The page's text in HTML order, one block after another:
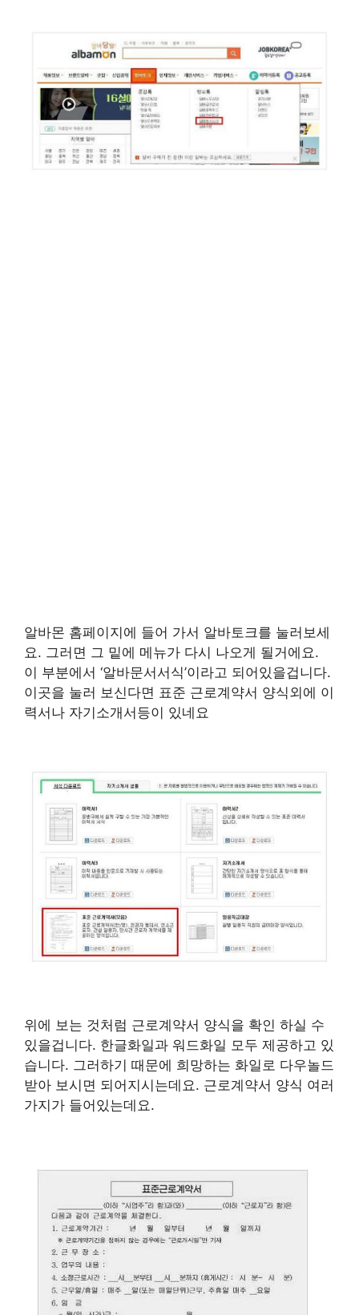
알바몬 홈페이지에 들어 가서 알바토크를 눌러보세
요. 그러면 그 밑에 메뉴가 다시 나오게 될거에요.
이 부분에서 ‘알바문서서식’이라고 되어있을겁니다.
이곳을 눌러 보신다면 표준 근로계약서 양식외에 이
력서나 자기소개서등이 있네요
위에 보는 것처럼 근로계약서 양식을 확인 하실 수
있을겁니다. 한글화일과 워드화일 모두 제공하고 있
습니다. 그러하기 때문에 희망하는 화일로 다우놀드
받아 보시면 되어지시는데요. 근로계약서 양식 여러
가지가 들어있는데요.